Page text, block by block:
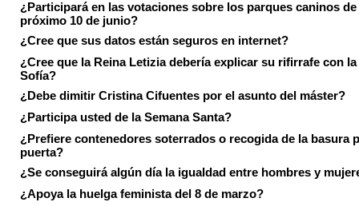
¿Participará en las votaciones sobre los parques caninos de
próximo 10 de junio?
¿Cree que sus datos están seguros en internet?
¿Cree que la Reina Letizia debería explicar su rifirrafe con la
Sofía?
¿Debe dimitir Cristina Cifuentes por el asunto del máster?
¿Participa usted de la Semana Santa?
¿Prefiere contenedores soterrados o recogida de la basura
puerta?
¿Se conseguirá algún día la igualdad entre hombres y
¿Apoya la huelga feminista del 8 de marzo?